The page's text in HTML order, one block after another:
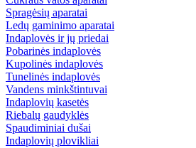
Spragėsių aparatai
Ledų gaminimo aparatai
Indaplovės ir jų priedai
Pobarinės indaplovės
Kupolinės indaplovės
Tunelinės indaplovės
Vandens minkštintuvai
Indaplovių kasetės
Riebalų gaudyklės
Spaudiminiai dušai
Indaplovių plovikliai